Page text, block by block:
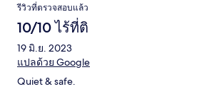
รีวิวที่ตรวจสอบแล้ว
10/10 ไร้ที่ติ
19 มิ.ย. 2023
แปลด้วย Google
Quiet & safe.